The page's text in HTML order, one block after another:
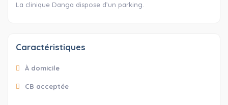
La clinique Danga dispose d’un parking.
Caractéristiques
À domicile
CB acceptée